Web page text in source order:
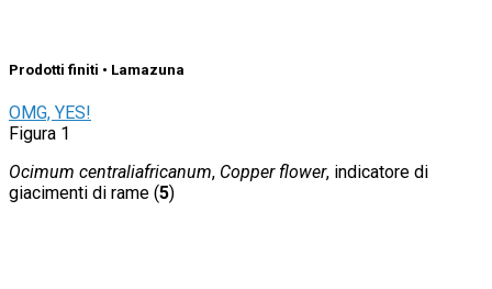
Prodotti finiti • Lamazuna
OMG, YES!
Figura 1
Ocimum centraliafricanum, Copper flower, indicatore di
giacimenti di rame (5)